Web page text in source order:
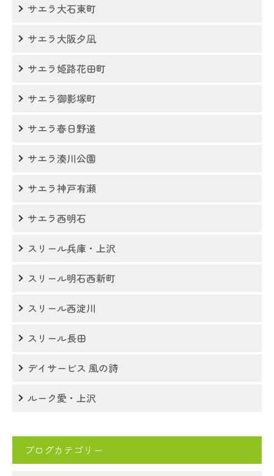
サエラ大石東町
サエラ大阪夕凪
サエラ姫路花田町
サエラ御影塚町
サエラ春日野道
サエラ湊川公園
サエラ神戸有瀬
サエラ西明石
スリール兵庫・上沢
スリール明石西新町
スリール西淀川
スリール長田
デイサービス 風の詩
ルーク愛・上沢
ブログカテゴリー